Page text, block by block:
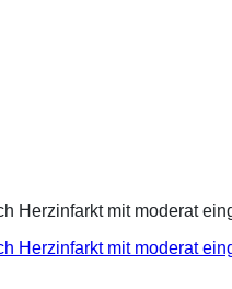
Herzinfarkt mit moderat